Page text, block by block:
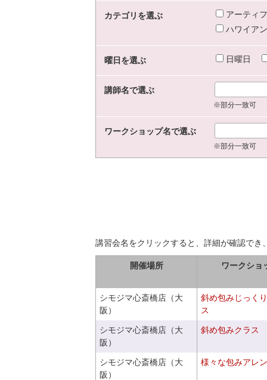
カテゴリを選ぶ
アーティ
ハワイア
曜日を選ぶ 日曜日
講師名で選ぶ
※部分一致可
ワークショップ名で選ぶ
※部分一致可
講習会名をクリックすると、詳細が確認でき
開催場所 ワークショ
シモジマ心斎橋店（大
阪）
斜め包みじっく
ス
シモジマ心斎橋店（大
阪）
斜め包みクラス
シモジマ心斎橋店（大
阪）
様々な包みアレ